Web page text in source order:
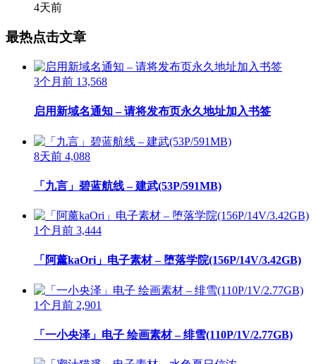
4天前
最热点击文章
3个月前 13,568
启用新域名通知 – 请将发布页永久地址加入书签
8天前 4,088
「九言」碧蓝航线 – 建武(53P/591MB)
1个月前 3,444
「阿薰kaOri」电子素材 – 堕落学院(156P/14V/3.42GB)
1个月前 2,901
「一小央泽」电子 绘画素材 – 绯雪(110P/1V/2.77GB)